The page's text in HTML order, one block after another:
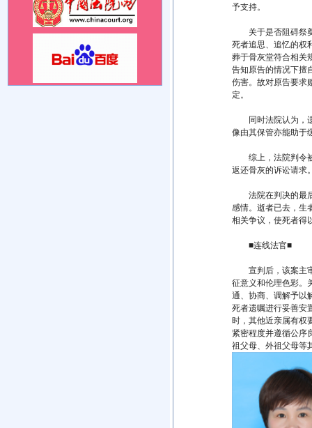
予支持。
关于是否阻碍祭奠
死者追思、追忆的权
葬于骨灰堂符合相关
告知原告的情况下擅
伤害。故对原告要求
定。
同时法院认为，遗
像由其保管亦能助于
综上，法院判令被
返还骨灰的诉讼请求
法院在判决的最后
感情。逝者已去，生
相关争议，使死者得
■连线法官■
宣判后，该案主审
征意义和伦理色彩。
通、协商、调解予以
死者遗嘱进行妥善安
时，其他近亲属有权
紧密程度并遵循公序
祖父母、外祖父母等